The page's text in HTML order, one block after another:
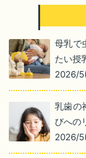
母乳で
たい授
2026/
乳歯の
びへの
2026/